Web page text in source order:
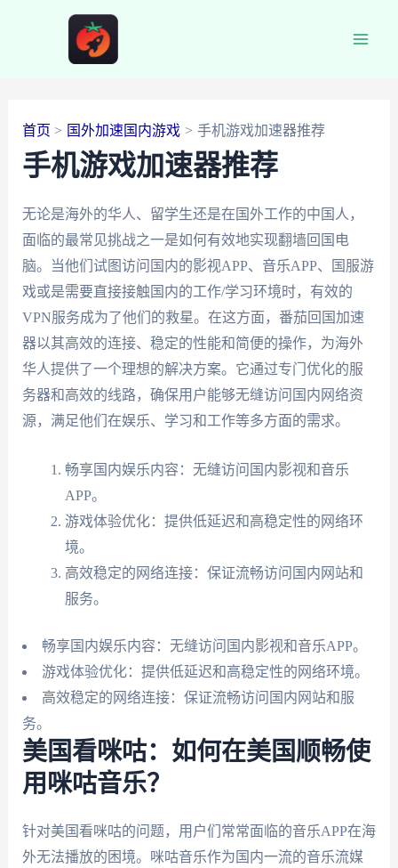
首页 国外加速国内游戏 手机游戏加速器推荐
手机游戏加速器推荐
无论是海外的华人、留学生还是在国外工作的中国人，
面临的最常见挑战之一是如何有效地实现翻墙回国电
脑。当他们试图访问国内的影视APP、音乐APP、国服游
戏或是需要直接接触国内的工作/学习环境时，有效的
VPN服务成为了他们的救星。在这方面，番茄回国加速
器以其高效的连接、稳定的性能和简便的操作，为海外
华人提供了一个理想的解决方案。它通过专门优化的服
务器和高效的线路，确保用户能够无缝访问国内网络资
源，满足他们在娱乐、学习和工作等多方面的需求。
畅享国内娱乐内容：无缝访问国内影视和音乐
APP。
游戏体验优化：提供低延迟和高稳定性的网络环
境。
高效稳定的网络连接：保证流畅访问国内网站和
服务。
畅享国内娱乐内容：无缝访问国内影视和音乐APP。
游戏体验优化：提供低延迟和高稳定性的网络环境。
高效稳定的网络连接：保证流畅访问国内网站和服
务。
美国看咪咕：如何在美国顺畅使
用咪咕音乐？
针对美国看咪咕的问题，用户们常常面临的音乐APP在海
外无法播放的困境。咪咕音乐作为国内一流的音乐流媒